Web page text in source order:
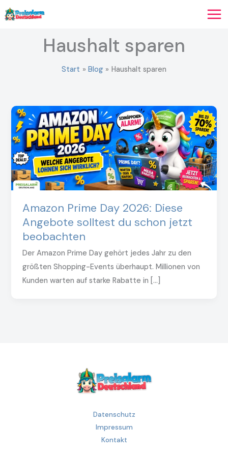
Zum
Inhalt
Haushalt sparen
Start Blog Haushalt sparen
Amazon Prime Day 2026: Diese
Angebote solltest du schon jetzt
beobachten
Der Amazon Prime Day gehört jedes Jahr zu den
größten Shopping-Events überhaupt. Millionen von
Kunden warten auf starke Rabatte in […]
Datenschutz
Impressum
Kontakt